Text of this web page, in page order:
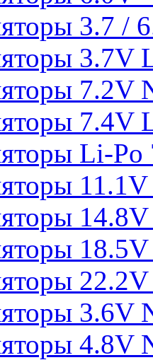
3.7 /
3.7V
7.2V
7.4V
Li-Po
3.6V
4.8V